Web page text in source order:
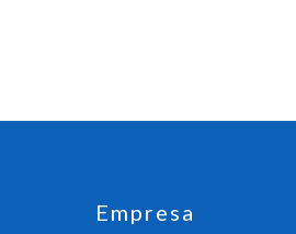
Empresa